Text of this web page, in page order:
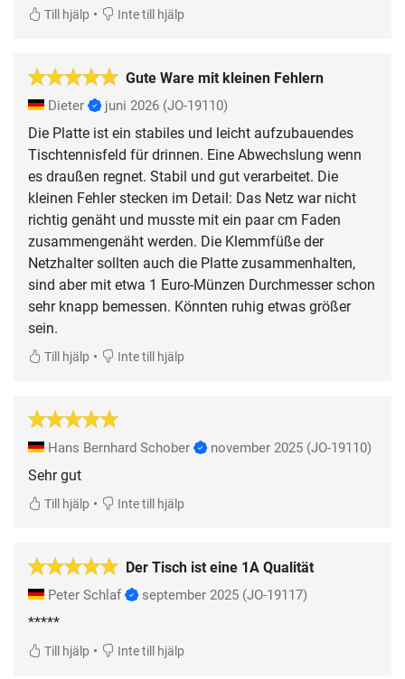
Till hjälp • Inte till hjälp
Gute Ware mit kleinen Fehlern
Dieter juni 2026 (JO-19110)
Die Platte ist ein stabiles und leicht aufzubauendes
Tischtennisfeld für drinnen. Eine Abwechslung wenn
es draußen regnet. Stabil und gut verarbeitet. Die
kleinen Fehler stecken im Detail: Das Netz war nicht
richtig genäht und musste mit ein paar cm Faden
zusammengenäht werden. Die Klemmfüße der
Netzhalter sollten auch die Platte zusammenhalten,
sind aber mit etwa 1 Euro-Münzen Durchmesser schon
sehr knapp bemessen. Könnten ruhig etwas größer
sein.
Till hjälp • Inte till hjälp
Hans Bernhard Schober november 2025 (JO-19110)
Sehr gut
Till hjälp • Inte till hjälp
Der Tisch ist eine 1A Qualität
Peter Schlaf september 2025 (JO-19117)
*****
Till hjälp • Inte till hjälp